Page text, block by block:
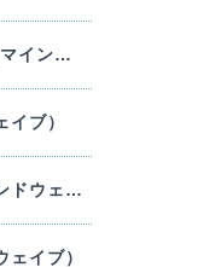
LINE公式スタンプ情報（マインドウェイブ）
ブ）
メディア掲載情報（マインドウェイブ）
イブ）